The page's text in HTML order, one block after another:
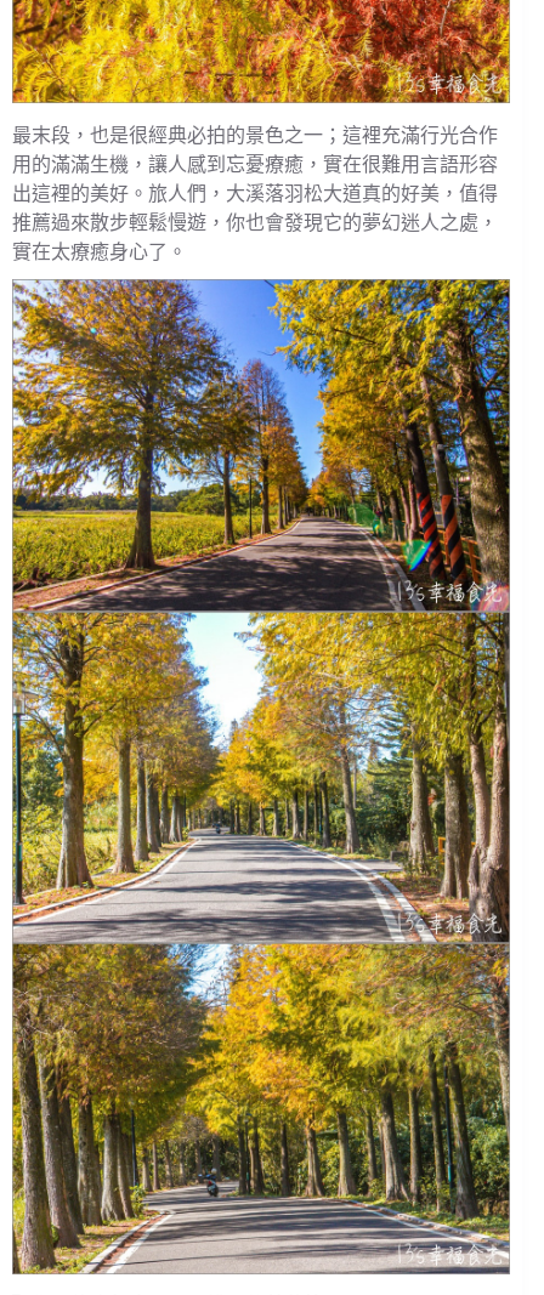
最末段，也是很經典必拍的景色之一；這裡充滿行光合作
用的滿滿生機，讓人感到忘憂療癒，實在很難用言語形容
出這裡的美好。旅人們，大溪落羽松大道真的好美，值得
推薦過來散步輕鬆慢遊，你也會發現它的夢幻迷人之處，
實在太療癒身心了。